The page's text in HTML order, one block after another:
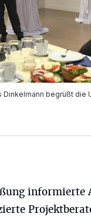
begrüßt die
informierte